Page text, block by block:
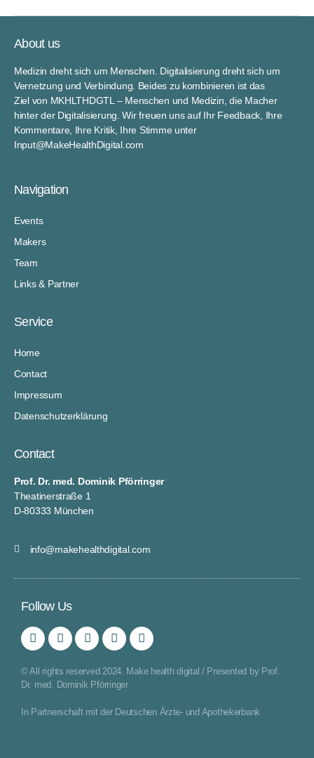
About us
Medizin dreht sich um Menschen. Digitalisierung dreht sich um
Vernetzung und Verbindung. Beides zu kombinieren ist das
Ziel von MKHLTHDGTL – Menschen und Medizin, die Macher
hinter der Digitalisierung. Wir freuen uns auf Ihr Feedback, Ihre
Kommentare, Ihre Kritik, Ihre Stimme unter
Input@MakeHealthDigital.com
Navigation
Events
Makers
Team
Links & Partner
Service
Home
Contact
Impressum
Datenschutzerklärung
Contact
Prof. Dr. med. Dominik Pförringer
Theatinerstraße 1
D-80333 München
info@makehealthdigital.com
Follow Us
© All rights reserved 2024. Make health digital / Presented by Prof.
Dr. med. Dominik Pförringer
In Partnerschaft mit der Deutschen Ärzte- und Apothekerbank